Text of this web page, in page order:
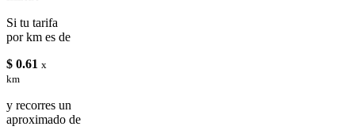
Si tu tarifa
por km es de
$ 0.61 x
km
y recorres un
aproximado de